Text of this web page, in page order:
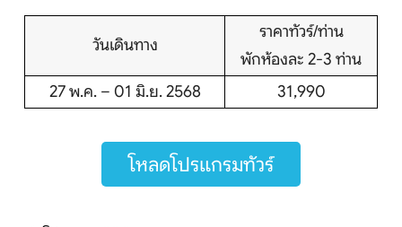
วันเดินทาง
ราคาทัวร์/ท่าน
พักห้องละ 2-3 ท่าน
27 พ.ค. – 01 มิ.ย. 2568
31,990
โหลดโปรแกรมทัวร์